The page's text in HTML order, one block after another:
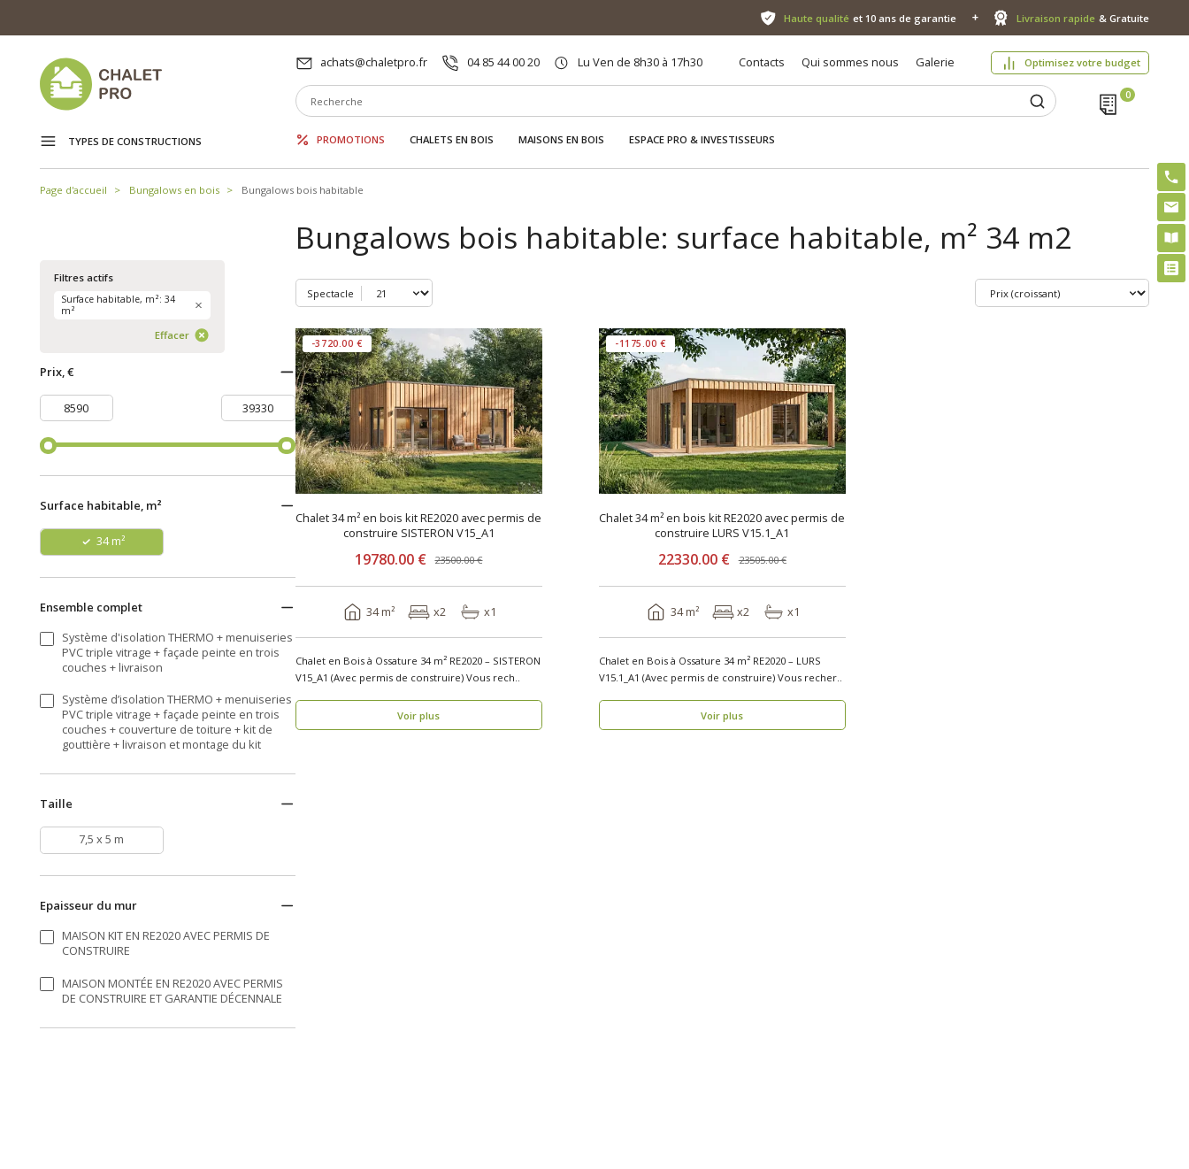
Haute qualité et 10 ans de garantie Livraison rapide & Gratuite
achats@chaletpro.fr 04 85 44 00 20 Lu Ven de 8h30 à 17h30 Contacts Qui sommes nous Galerie Optimisez votre budget
TYPES DE CONSTRUCTIONS PROMOTIONS CHALETS EN BOIS MAISONS EN BOIS ESPACE PRO & INVESTISSEURS
Page d'accueil Bungalows en bois Bungalows bois habitable
Filtres actifs
Surface habitable, m²: 34
m²
Effacer
Prix, €
Surface habitable, m²
34 m²
Ensemble complet
Système d'isolation THERMO + menuiseries
PVC triple vitrage + façade peinte en trois
couches + livraison
Système d’isolation THERMO + menuiseries
PVC triple vitrage + façade peinte en trois
couches + couverture de toiture + kit de
gouttière + livraison et montage du kit
Taille
7,5 x 5 m
Epaisseur du mur
MAISON KIT EN RE2020 AVEC PERMIS DE
CONSTRUIRE
MAISON MONTÉE EN RE2020 AVEC PERMIS
DE CONSTRUIRE ET GARANTIE DÉCENNALE
Bungalows bois habitable: surface habitable, m² 34 m2
Spectacle
-3720.00 €
Chalet 34 m² en bois kit RE2020 avec permis de
construire SISTERON V15_A1
19780.00 € 23500.00 €
34 m² x2 x1
Chalet en Bois à Ossature 34 m² RE2020 – SISTERON
V15_A1 (Avec permis de construire) Vous rech..
Voir plus
-1175.00 €
Chalet 34 m² en bois kit RE2020 avec permis de
construire LURS V15.1_A1
22330.00 € 23505.00 €
34 m² x2 x1
Chalet en Bois à Ossature 34 m² RE2020 – LURS
V15.1_A1 (Avec permis de construire) Vous recher..
Voir plus